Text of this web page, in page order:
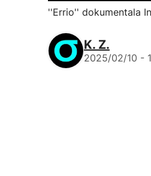
''Errio'' dokumentala
K. Z.
2025/02/10 -